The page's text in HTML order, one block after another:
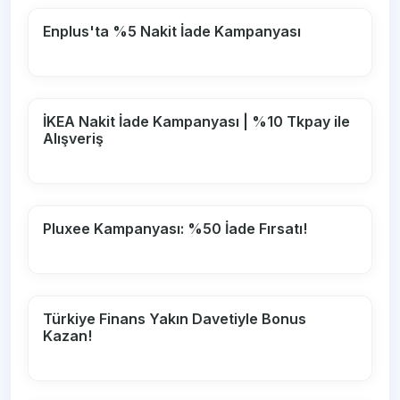
Enplus'ta %5 Nakit İade Kampanyası
İKEA Nakit İade Kampanyası | %10 Tkpay ile
Alışveriş
Pluxee Kampanyası: %50 İade Fırsatı!
Türkiye Finans Yakın Davetiyle Bonus
Kazan!